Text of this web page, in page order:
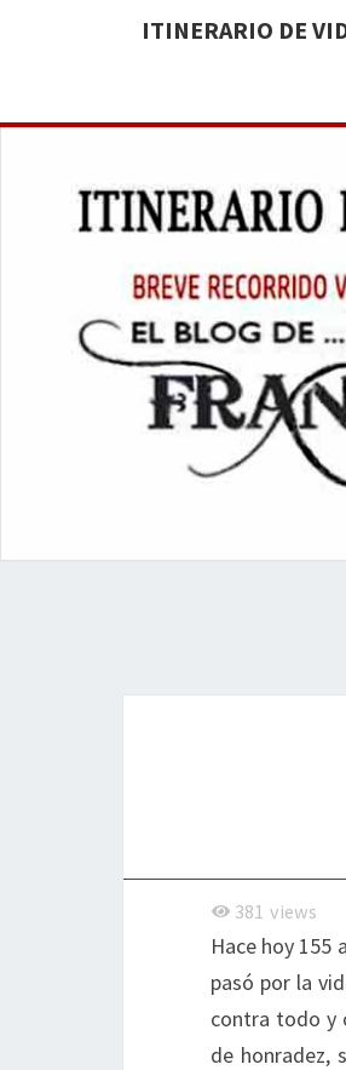
ITINERARIO DE
381 views
Hace hoy 155
pasó por la
contra todo y
de honradez,